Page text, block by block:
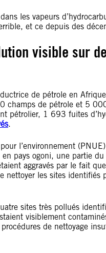
les vapeurs d’
et ce depuis des
visible sur
de pétrole en
champs de pétrole et 5
pétrolier, 1 693 fuites d’
.
l’environnement (PNUE)
pays ogoni, une partie
aggravés par le fait
nettoyer les sites identifiés
sites très pollués
visiblement
de nettoyage